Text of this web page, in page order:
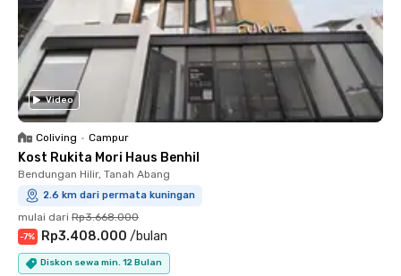
Video
Coliving • Campur
Kost Rukita Mori Haus Benhil
Bendungan Hilir, Tanah Abang
2.6 km dari permata kuningan
mulai dari Rp3.668.000
-7% Rp3.408.000 /bulan
Diskon sewa min. 12 Bulan